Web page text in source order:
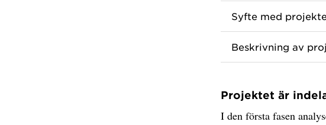
Syfte med
Beskrivning av
Projektet är
I den första fasen